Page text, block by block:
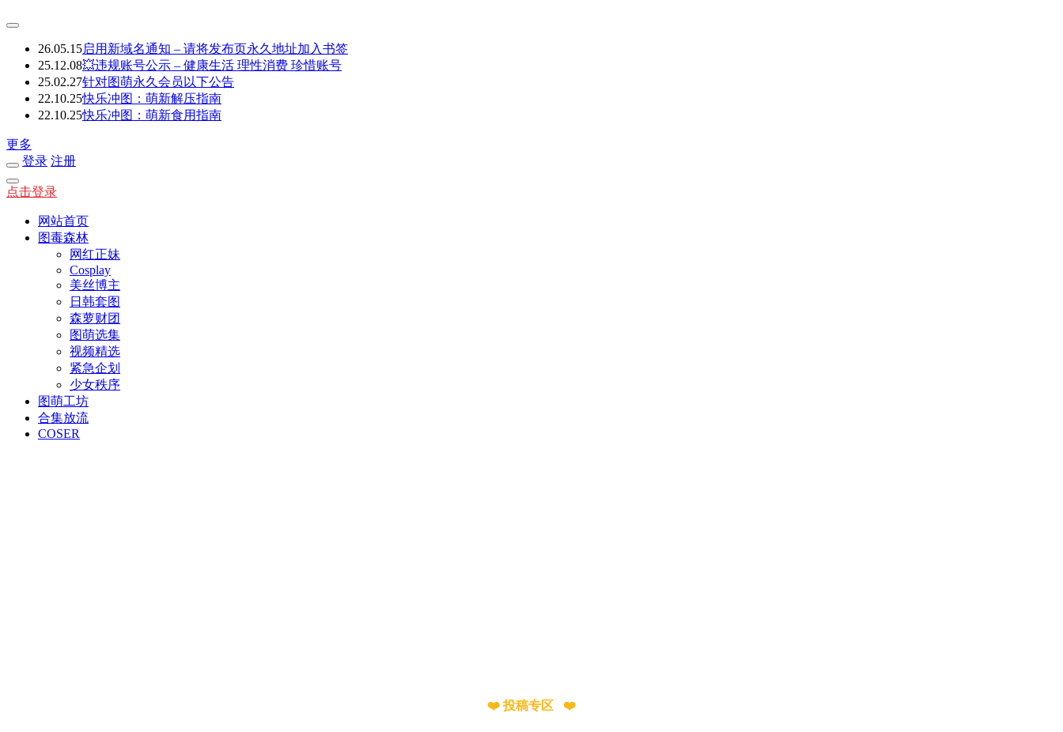
26.05.15启用新域名通知 – 请将发布页永久地址加入书签
25.12.08💥违规账号公示 – 健康生活 理性消费 珍惜账号
25.02.27针对图萌永久会员以下公告
22.10.25快乐冲图：萌新解压指南
22.10.25快乐冲图：萌新食用指南
更多
登录 注册
点击登录
网站首页
图毒森林
网红正妹
Cosplay
美丝博主
日韩套图
森萝财团
图萌选集
视频精选
紧急企划
少女秩序
图萌工坊
合集放流
COSER
❤️ 投稿专区 ❤️